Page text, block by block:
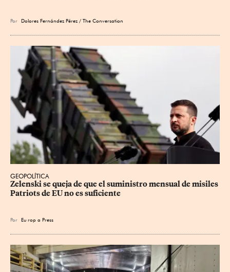
Por Dolores Fernández Pérez / The Conversation
GEOPOLÍTICA
Zelenski se queja de que el suministro mensual de misiles
Patriots de EU no es suficiente
Por Eu rop a Press